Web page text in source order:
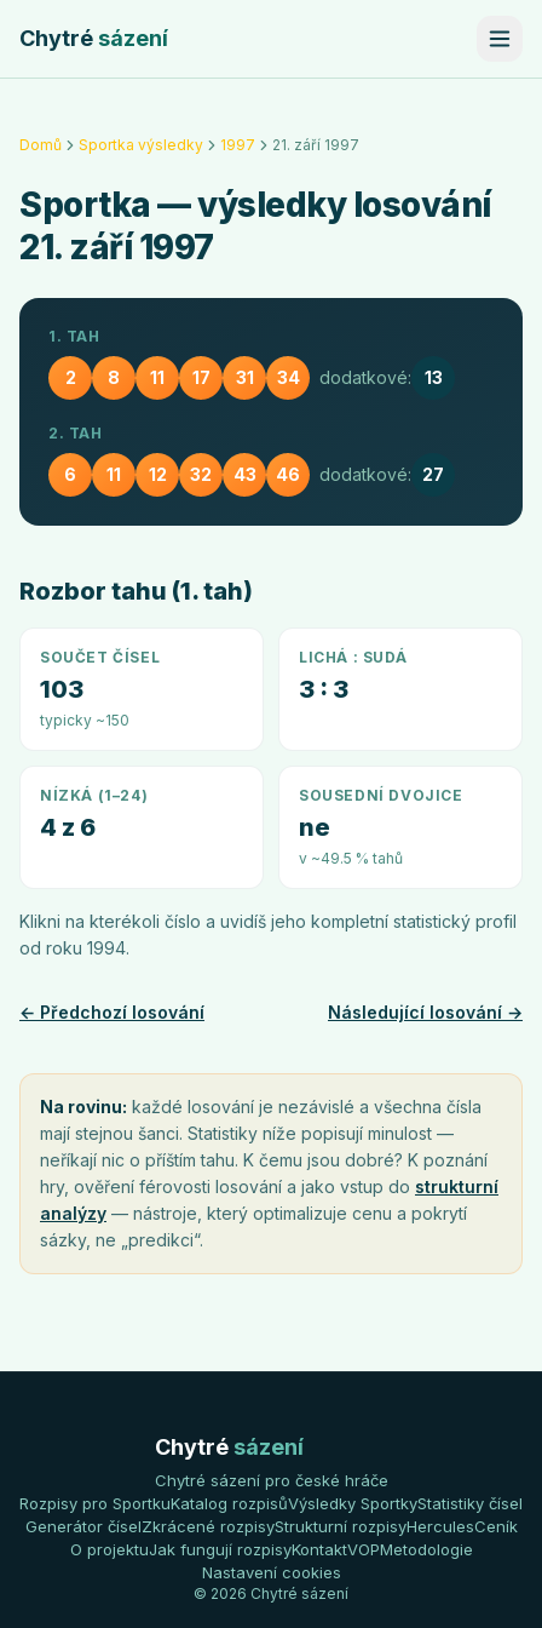
Chytrésázení
Domů Sportka výsledky 1997 21. září 1997
Sportka — výsledky losování
21. září 1997
1. TAH
2 8 11 17 31 34 dodatkové: 13
2. TAH
6 11 12 32 43 46 dodatkové: 27
Rozbor tahu (1. tah)
SOUČET ČÍSEL
103
typicky ~150
LICHÁ : SUDÁ
3 : 3
NÍZKÁ (1–24)
4 z 6
SOUSEDNÍ DVOJICE
ne
v ~49.5 % tahů
Klikni na kterékoli číslo a uvidíš jeho kompletní statistický profil
od roku 1994.
← Předchozí losování Následující losování →
Na rovinu: každé losování je nezávislé a všechna čísla
mají stejnou šanci. Statistiky níže popisují minulost —
neříkají nic o příštím tahu. K čemu jsou dobré? K poznání
hry, ověření férovosti losování a jako vstup do strukturní
analýzy — nástroje, který optimalizuje cenu a pokrytí
sázky, ne „predikci“.
Chytré sázení
Chytré sázení pro české hráče
Rozpisy pro SportkuKatalog rozpisůVýsledky SportkyStatistiky čísel
Generátor číselZkrácené rozpisyStrukturní rozpisyHerculesCeník
O projektuJak fungují rozpisyKontaktVOPMetodologie
Nastavení cookies
© 2026 Chytré sázení